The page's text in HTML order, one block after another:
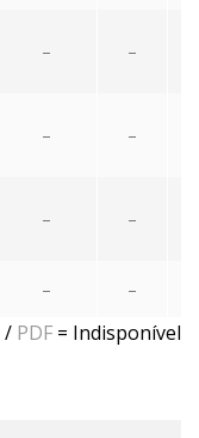
– –
– –
– –
– –
/ PDF = Indisponível